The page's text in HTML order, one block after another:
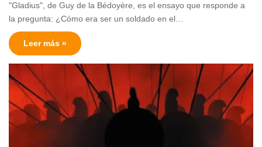
"Gladius", de Guy de la Bédoyère, es el ensayo que responde a
la pregunta: ¿Cómo era ser un soldado en el…
Leer más »